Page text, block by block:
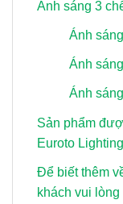
Ánh sáng 3
Ánh
Ánh
Ánh
Sản phẩm
Euroto Lighting
Để biết thêm
khách vui lòng